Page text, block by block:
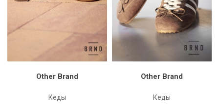
Other Brand
Кеды
Other Brand
Кеды